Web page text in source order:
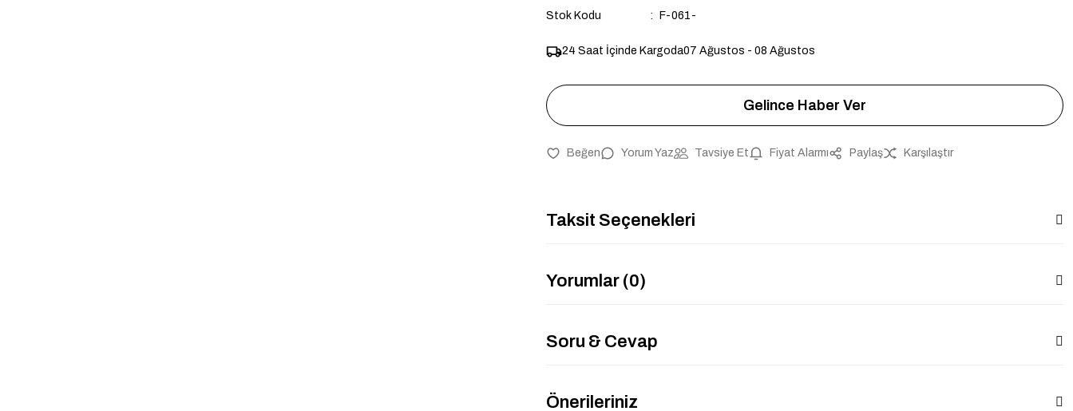
Stok Kodu
F-061-
24 Saat İçinde Kargoda07 Ağustos - 08 Ağustos
Gelince Haber Ver
Yorum Yaz Tavsiye Et Fiyat Alarmı Paylaş Karşılaştır
Taksit Seçenekleri
Yorumlar (0)
Soru & Cevap
Önerileriniz